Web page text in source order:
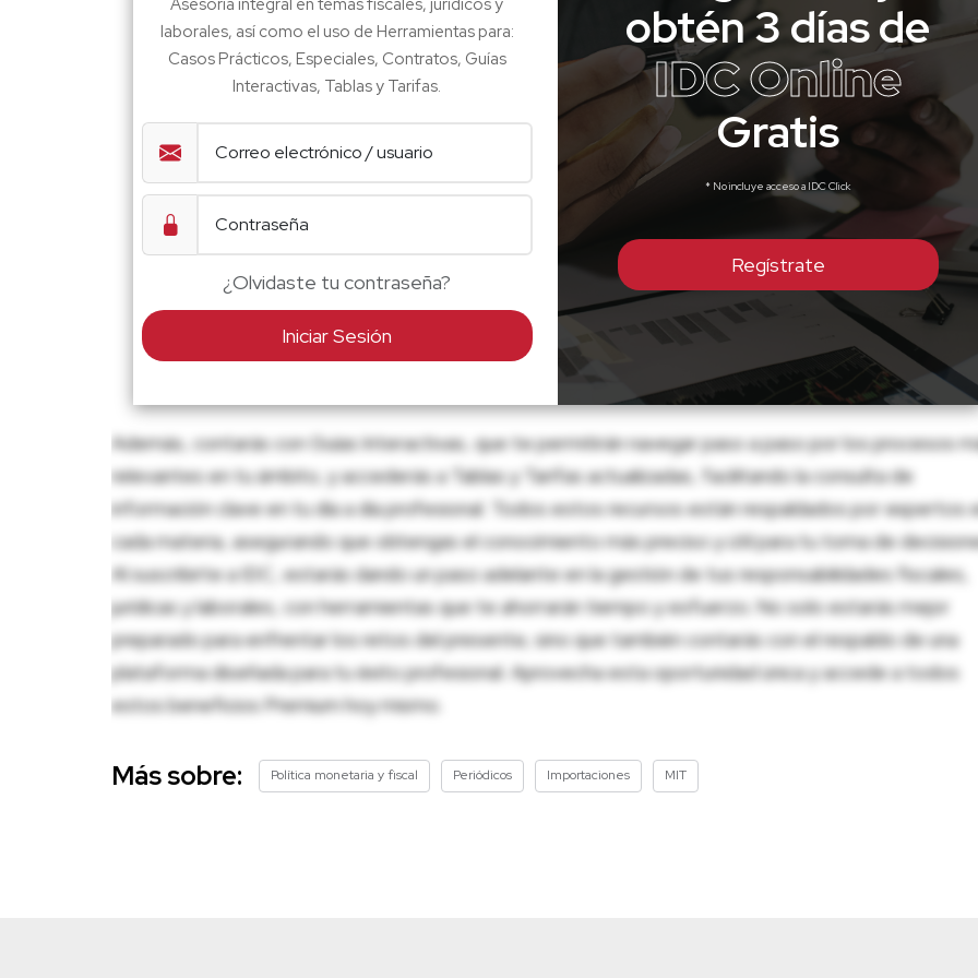
Asesoría integral en temas fiscales, jurídicos y
laborales, así como el uso de Herramientas para:
Casos Prácticos, Especiales, Contratos, Guías
Interactivas, Tablas y Tarifas.
¿Olvidaste tu contraseña?
Iniciar Sesión
obtén 3 días de
IDC Online
Gratis
* No incluye acceso a IDC Click
Regístrate
Además, contarás con Guías Interactivas, que te permitirán navegar paso a paso por los procesos
relevantes en tu ámbito, y accederás a Tablas y Tarifas actualizadas, facilitando la consulta de
información clave en tu día a día profesional. Todos estos recursos están respaldados por expertos
cada materia, asegurando que obtengas el conocimiento más preciso y útil para tu toma de
Al suscribirte a IDC, estarás dando un paso adelante en la gestión de tus responsabilidades fiscales,
jurídicas y laborales, con herramientas que te ahorrarán tiempo y esfuerzo. No solo estarás mejor
preparado para enfrentar los retos del presente, sino que también contarás con el respaldo de una
plataforma diseñada para tu éxito profesional. Aprovecha esta oportunidad única y accede a todos
estos beneficios Premium hoy mismo.
Más sobre: Política monetaria y fiscal Periódicos Importaciones MIT